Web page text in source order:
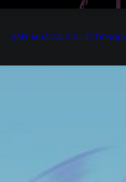
LABEL MUSCIALCOLLECTION